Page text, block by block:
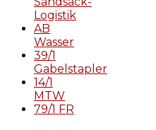
Logistik
AB
Wasser
39/1
Gabelstapler
14/1
MTW
79/1 FR